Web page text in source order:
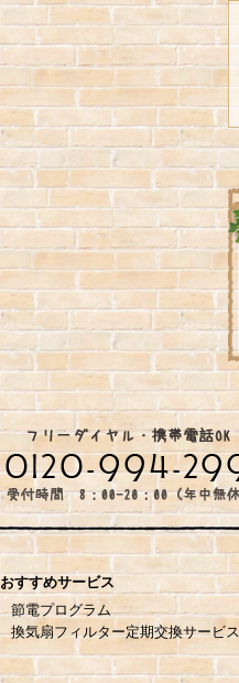
おすすめサービス
節電プログラム
換気扇フィルター定期交換サービス